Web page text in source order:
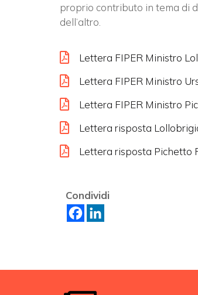
proprio contributo in tema di
dell’altro.
Lettera FIPER Ministro
Lettera FIPER Ministro
Lettera FIPER Ministro
Lettera risposta
Lettera risposta Pichetto
Condividi